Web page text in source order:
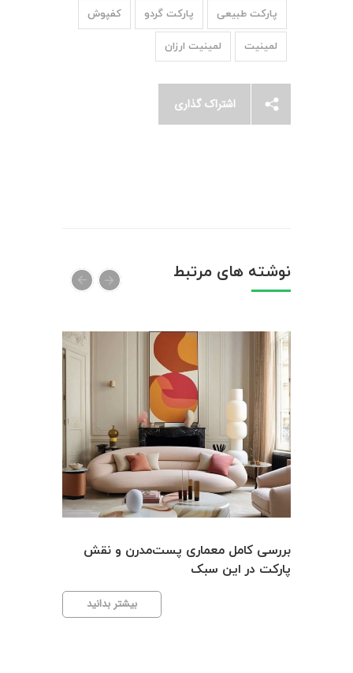
پارکت طبیعی پارکت گردو کفپوش
لمینیت لمینیت ارزان
اشتراک گذاری
نوشته های مرتبط
بررسی کامل معماری پست‌مدرن و نقش
پارکت در این سبک
بیشتر بدانید